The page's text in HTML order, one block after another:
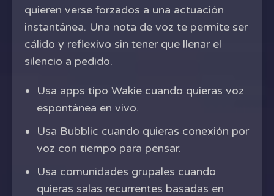
quieren verse forzados a una actuación
instantánea. Una nota de voz te permite ser
cálido y reflexivo sin tener que llenar el
silencio a pedido.
Usa apps tipo Wakie cuando quieras voz
espontánea en vivo.
Usa Bubblic cuando quieras conexión por
voz con tiempo para pensar.
Usa comunidades grupales cuando
quieras salas recurrentes basadas en